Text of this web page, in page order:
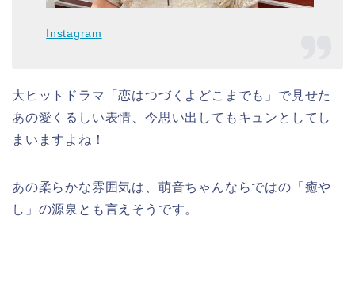
Instagram
大ヒットドラマ「恋はつづくよどこまでも」で見せた
あの愛くるしい表情、今思い出してもキュンとしてし
まいますよね！
あの柔らかな雰囲気は、萌音ちゃんならではの「癒や
し」の源泉とも言えそうです。